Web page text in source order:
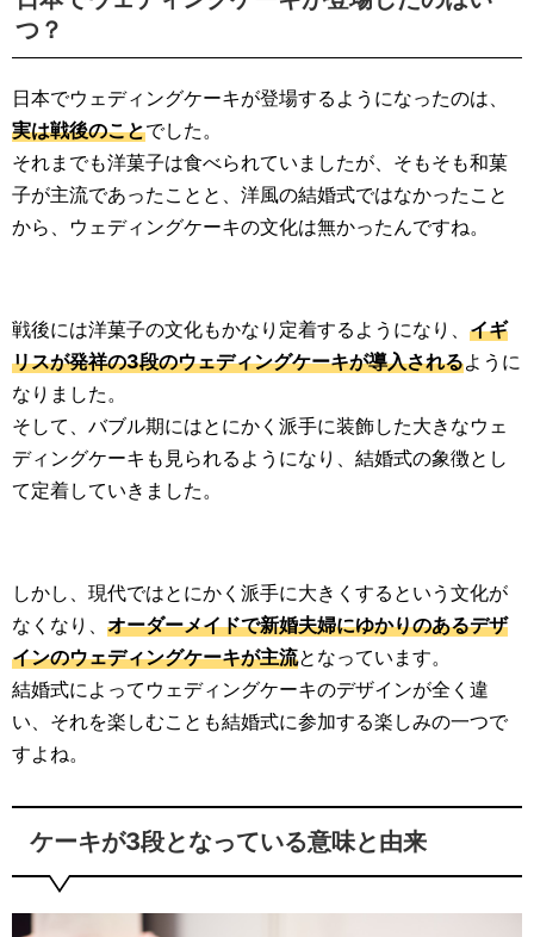
つ？
日本でウェディングケーキが登場するようになったのは、
実は戦後のことでした。
それまでも洋菓子は食べられていましたが、そもそも和菓
子が主流であったことと、洋風の結婚式ではなかったこと
から、ウェディングケーキの文化は無かったんですね。
戦後には洋菓子の文化もかなり定着するようになり、 イギ
リスが発祥の3段のウェディングケーキが導入されるように
なりました。
そして、バブル期にはとにかく派手に装飾した大きなウェ
ディングケーキも見られるようになり、結婚式の象徴とし
て定着していきました。
しかし、現代ではとにかく派手に大きくするという文化が
なくなり、 オーダーメイドで新婚夫婦にゆかりのあるデザ
インのウェディングケーキが主流となっています。
結婚式によってウェディングケーキのデザインが全く違
い、それを楽しむことも結婚式に参加する楽しみの一つで
すよね。
ケーキが3段となっている意味と由来